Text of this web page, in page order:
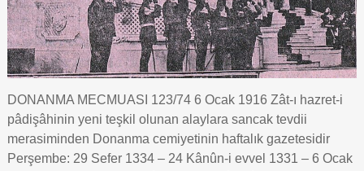
DONANMA MECMUASI 123/74 6 Ocak 1916 Zât-ı hazret-i
pâdişâhinin yeni teşkil olunan alaylara sancak tevdii
merasiminden Donanma cemiyetinin haftalık gazetesidir
Perşembe: 29 Sefer 1334 – 24 Kânûn-i evvel 1331 – 6 Ocak